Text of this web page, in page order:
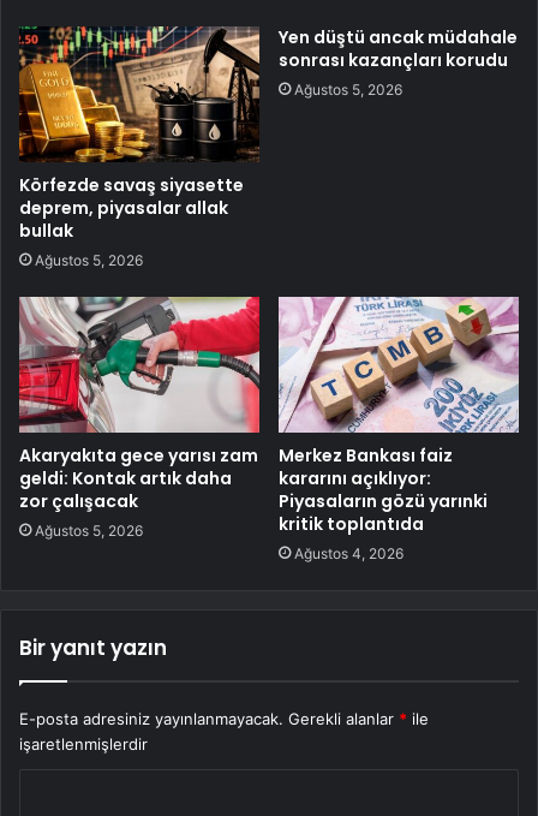
Körfezde savaş siyasette
deprem, piyasalar allak
bullak
Ağustos 5, 2026
Yen düştü ancak müdahale
sonrası kazançları korudu
Ağustos 5, 2026
Akaryakıta gece yarısı zam
geldi: Kontak artık daha
zor çalışacak
Ağustos 5, 2026
Merkez Bankası faiz
kararını açıklıyor:
Piyasaların gözü yarınki
kritik toplantıda
Ağustos 4, 2026
Bir yanıt yazın
E-posta adresiniz yayınlanmayacak. Gerekli alanlar * ile
işaretlenmişlerdir